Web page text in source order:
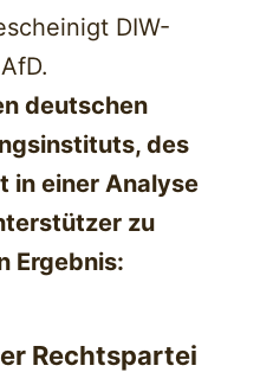
deutschen
des
in einer Analyse
zu
Ergebnis:
Rechtspartei